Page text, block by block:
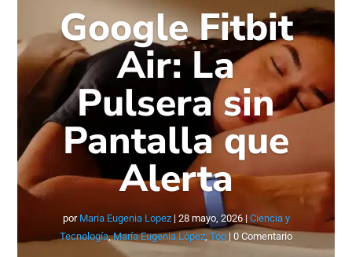
Google Fitbit
Air: La
Pulsera sin
Pantalla que
Alerta
por Maria Eugenia Lopez| 28 mayo, 2026| Ciencia y
Tecnología,María Eugenia López Top | 0 Comentario